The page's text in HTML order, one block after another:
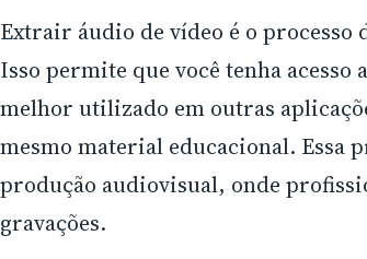
Extrair áudio de vídeo é o
Isso permite que você tenha
melhor utilizado em outras
mesmo material educacional. Essa
produção audiovisual, onde
gravações.